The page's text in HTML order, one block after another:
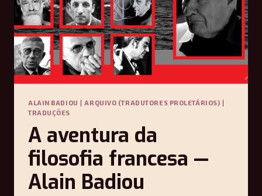
ALAIN BADIOU |ARQUIVO (TRADUTORES PROLETÁRIOS) |
TRADUÇÕES
A aventura da
filosofia francesa —
Alain Badiou